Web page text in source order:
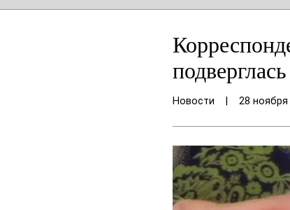
Новости 28 ноября